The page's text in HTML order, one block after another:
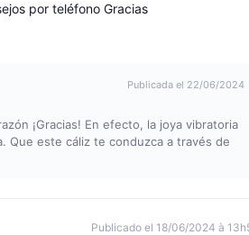
por teléfono Gracias
Publicada el 22/06/2024
¡Gracias! En efecto, la joya vibratoria
Que este cáliz te conduzca a través de
Publicado el 18/06/2024 à